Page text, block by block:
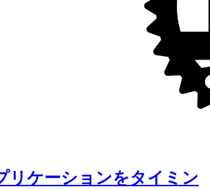
リケーションをタイミン